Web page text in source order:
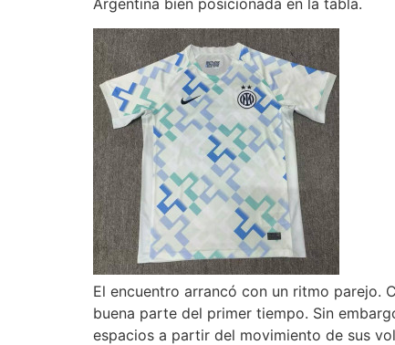
Argentina bien posicionada en la tabla.
El encuentro arrancó con un ritmo parejo.
buena parte del primer tiempo. Sin
espacios a partir del movimiento de sus